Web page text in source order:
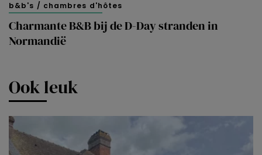
b&b's / chambres d'hôtes
Charmante B&B bij de D-Day stranden in
Normandië
Ook leuk